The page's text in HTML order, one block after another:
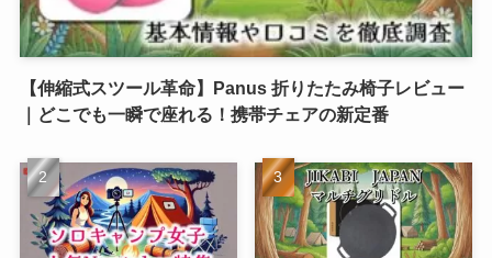
【伸縮式スツール革命】Panus 折りたたみ椅子レビュー
｜どこでも一瞬で座れる！携帯チェアの新定番